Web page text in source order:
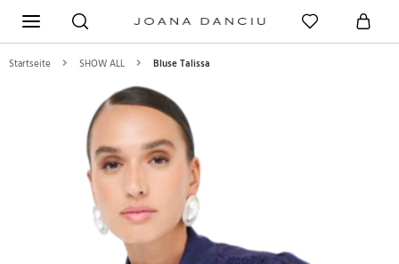
Startseite SHOW ALL Bluse Talissa